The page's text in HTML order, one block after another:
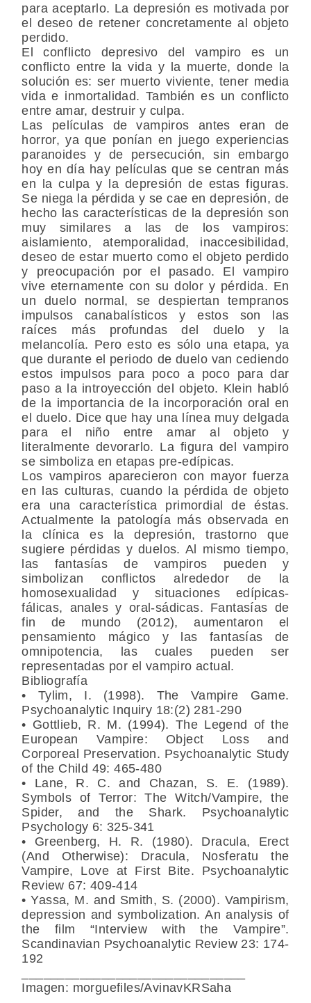
para aceptarlo. La depresión es motivada por
el deseo de retener concretamente al objeto
perdido.
El conflicto depresivo del vampiro es un
conflicto entre la vida y la muerte, donde la
solución es: ser muerto viviente, tener media
vida e inmortalidad. También es un conflicto
entre amar, destruir y culpa.
Las películas de vampiros antes eran de
horror, ya que ponían en juego experiencias
paranoides y de persecución, sin embargo
hoy en día hay películas que se centran más
en la culpa y la depresión de estas figuras.
Se niega la pérdida y se cae en depresión, de
hecho las características de la depresión son
muy similares a las de los vampiros:
aislamiento, atemporalidad, inaccesibilidad,
deseo de estar muerto como el objeto perdido
y preocupación por el pasado. El vampiro
vive eternamente con su dolor y pérdida. En
un duelo normal, se despiertan tempranos
impulsos canabalísticos y estos son las
raíces más profundas del duelo y la
melancolía. Pero esto es sólo una etapa, ya
que durante el periodo de duelo van cediendo
estos impulsos para poco a poco para dar
paso a la introyección del objeto. Klein habló
de la importancia de la incorporación oral en
el duelo. Dice que hay una línea muy delgada
para el niño entre amar al objeto y
literalmente devorarlo. La figura del vampiro
se simboliza en etapas pre-edípicas.
Los vampiros aparecieron con mayor fuerza
en las culturas, cuando la pérdida de objeto
era una característica primordial de éstas.
Actualmente la patología más observada en
la clínica es la depresión, trastorno que
sugiere pérdidas y duelos. Al mismo tiempo,
las fantasías de vampiros pueden y
simbolizan conflictos alrededor de la
homosexualidad y situaciones edípicas-
fálicas, anales y oral-sádicas. Fantasías de
fin de mundo (2012), aumentaron el
pensamiento mágico y las fantasías de
omnipotencia, las cuales pueden ser
representadas por el vampiro actual.
Bibliografía
• Tylim, I. (1998). The Vampire Game.
Psychoanalytic Inquiry 18:(2) 281-290
• Gottlieb, R. M. (1994). The Legend of the
European Vampire: Object Loss and
Corporeal Preservation. Psychoanalytic Study
of the Child 49: 465-480
• Lane, R. C. and Chazan, S. E. (1989).
Symbols of Terror: The Witch/Vampire, the
Spider, and the Shark. Psychoanalytic
Psychology 6: 325-341
• Greenberg, H. R. (1980). Dracula, Erect
(And Otherwise): Dracula, Nosferatu the
Vampire, Love at First Bite. Psychoanalytic
Review 67: 409-414
• Yassa, M. and Smith, S. (2000). Vampirism,
depression and symbolization. An analysis of
the film “Interview with the Vampire”.
Scandinavian Psychoanalytic Review 23: 174-
192
Imagen: morguefiles/AvinavKRSaha